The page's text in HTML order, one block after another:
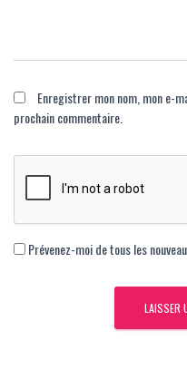
Enregistrer mon nom, mon e-
prochain commentaire.
Prévenez-moi de tous les